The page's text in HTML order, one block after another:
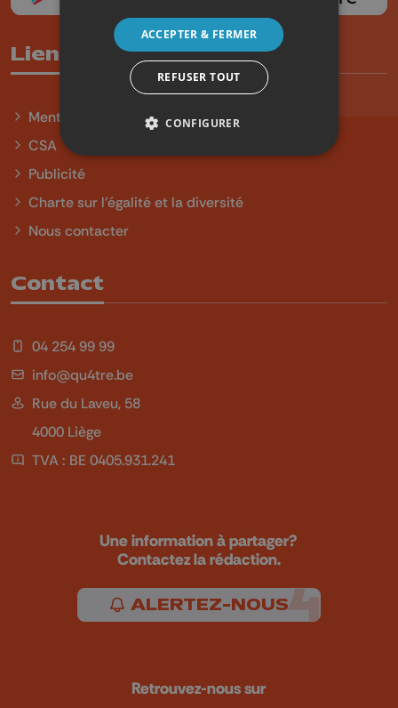
Liens utiles
Mentions légales
CSA
Publicité
Charte sur l'égalité et la diversité
Nous contacter
Contact
04 254 99 99
info@qu4tre.be
Rue du Laveu, 58
4000 Liège
TVA : BE 0405.931.241
Une information à partager?
Contactez la rédaction.
ALERTEZ-NOUS
Retrouvez-nous sur
ACCEPTER & FERMER
REFUSER TOUT
CONFIGURER